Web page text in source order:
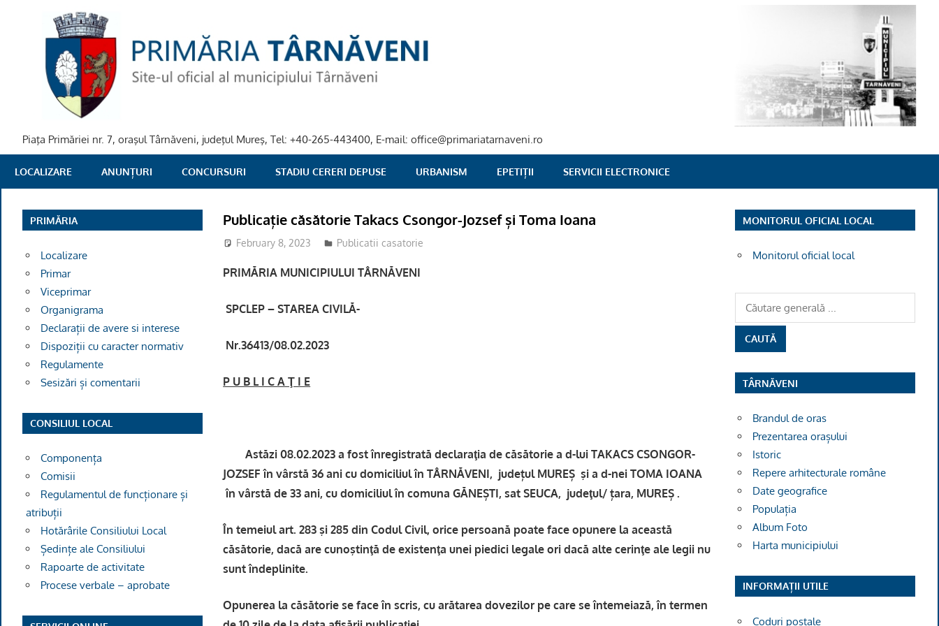
PRIMARIA
TARNAVENI
Piaţa Primăriei nr. 7, oraşul Târnăveni, judeţul Mureş, Tel: +40-265-443400, E-mail: office@primariatarnaveni.ro
LOCALIZARE ANUNȚURI CONCURSURI STADIU CERERI DEPUSE URBANISM EPETIȚII SERVICII ELECTRONICE
Publicație căsătorie Takacs Csongor-Jozsef și Toma Ioana
February 8, 2023 stciv
Publicatii casatorie
PRIMĂRIA MUNICIPIULUI TÂRNĂVENI
SPCLEP – STAREA CIVILĂ-
Nr.36413/08.02.2023
P U B L I C A Ţ I E
Astăzi 08.02.2023 a fost înregistrată declaraţia de căsătorie a d-lui TAKACS CSONGOR-
JOZSEF în vârstă 36 ani cu domiciliul în TÂRNĂVENI, județul MUREȘ şi a d-nei TOMA IOANA
în vârstă de 33 ani, cu domiciliul în comuna GĂNEȘTI, sat SEUCA, judeţul/ țara, MUREȘ .
În temeiul art. 283 şi 285 din Codul Civil, orice persoană poate face opunere la această
căsătorie, dacă are cunoştinţă de existenţa unei piedici legale ori dacă alte cerinţe ale legii nu
sunt îndeplinite.
Opunerea la căsătorie se face în scris, cu arătarea dovezilor pe care se întemeiază, în termen
PRIMĂRIA
Localizare
Primar
Viceprimar
Organigrama
Declarații de avere si interese
Dispoziții cu caracter normativ
Regulamente
Sesizări și comentarii
CONSILIUL LOCAL
Componența
Comisii
Regulamentul de funcționare și
atribuții
Hotărârile Consiliului Local
Ședințe ale Consiliului
Rapoarte de activitate
Procese verbale – aprobate
MONITORUL OFICIAL LOCAL
Monitorul oficial local
TÂRNĂVENI
Brandul de oras
Prezentarea orașului
Istoric
Repere arhitecturale române
Date geografice
Populația
Album Foto
Harta municipiului
INFORMAȚII UTILE
Coduri poștale